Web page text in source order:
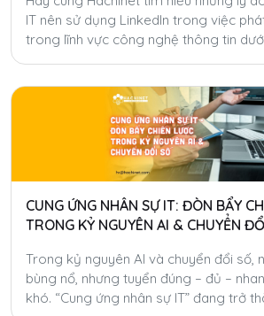
IT nên sử dụng LinkedIn trong việc
trong lĩnh vực công nghệ thông tin
CUNG ỨNG NHÂN SỰ IT: ĐÒN BẨY
TRONG KỶ NGUYÊN AI & CHUYỂN
Trong kỷ nguyên AI và chuyển đổi số,
bùng nổ, nhưng tuyển đúng – đủ –
khó. “Cung ứng nhân sự IT” đang trở